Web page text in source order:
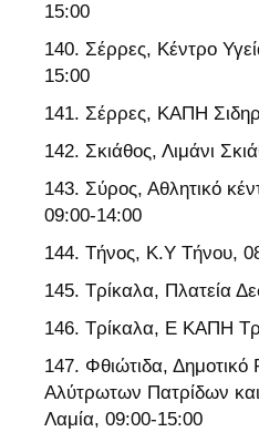
15:00
Σέρρες, Κέντρο
15:00
Σέρρες, ΚΑΠΗ
Σκιάθος, Λιμάνι
Σύρος, Αθλητικό
09:00-14:00
Τήνος, Κ.Υ Τήνου,
Τρίκαλα, Πλατεία
Τρίκαλα, Ε ΚΑΠΗ
Φθιώτιδα, Δημοτικό
Αλύτρωτων Πατρίδων
Λαμία, 09:00-15:00